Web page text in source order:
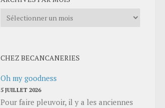
Archives
CHEZ BECANCANERIES
Oh my goodness
5 JUILLET 2026
Pour faire pleuvoir, il y a les anciennes